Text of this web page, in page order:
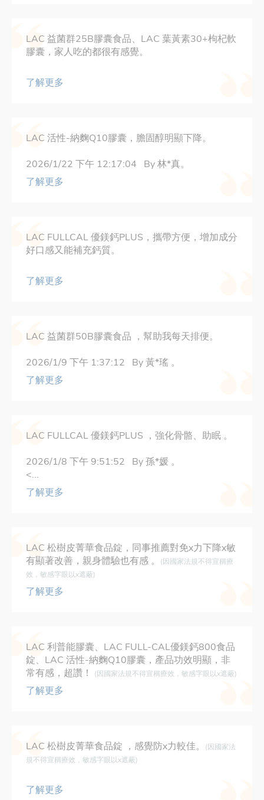
LAC 益菌群25B膠囊食品、LAC 葉黃素30+枸杞軟
膠囊，家人吃的都很有感覺。
了解更多
LAC 活性-納麴Q10膠囊，膽固醇明顯下降。
2026/1/22 下午 12:17:04 By 林*真。
了解更多
LAC FULLCAL 優鎂鈣PLUS，攜帶方便，增加成分
好口感又能補充鈣質。
了解更多
LAC 益菌群50B膠囊食品 ，幫助我每天排便。
2026/1/9 下午 1:37:12 By 黃*瑤 。
了解更多
LAC FULLCAL 優鎂鈣PLUS ，強化骨骼、助眠 。
2026/1/8 下午 9:51:52 By 孫*媛 。
<...
了解更多
LAC 松樹皮菁華食品錠，同事推薦對免x力下降x敏
有顯著改善，親身體驗也有感 。
(因國家法規不得宣稱療
效，敏感字眼以x遮蔽)
了解更多
LAC 利普能膠囊、LAC FULL-CAL優鎂鈣800食品
錠、LAC 活性-納麴Q10膠囊，產品功效明顯，非
常有感，超讚！
(因國家法規不得宣稱療效，敏感字眼以x遮蔽)
了解更多
LAC 松樹皮菁華食品錠 ，感覺防x力較佳。
(因國家法
規不得宣稱療效，敏感字眼以x遮蔽)
了解更多